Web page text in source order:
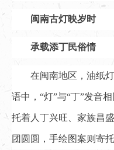
闽南古灯映岁时
承载添丁民俗情
在闽南地区，油纸
语中，“灯”与“丁”发音
托着人丁兴旺、家族昌
团圆圆，手绘图案则寄